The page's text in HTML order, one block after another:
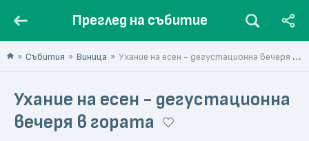
Преглед на събитие
Събития Виница Ухание на есен - дегустационна вечеря в гората
Ухание на есен - дегустационна
вечеря в гората